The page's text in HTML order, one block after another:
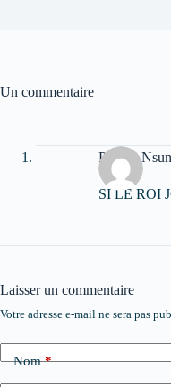
Un commentaire
Patrick
SI LE ROI
Laisser un commentaire
Votre adresse e-mail ne sera pas
Nom*